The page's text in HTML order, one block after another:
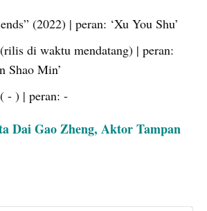
(2022) | peran: ‘Xu You Shu’
di waktu mendatang) | peran:
Shao Min’
- ) | peran: -
Dai Gao Zheng, Aktor Tampan